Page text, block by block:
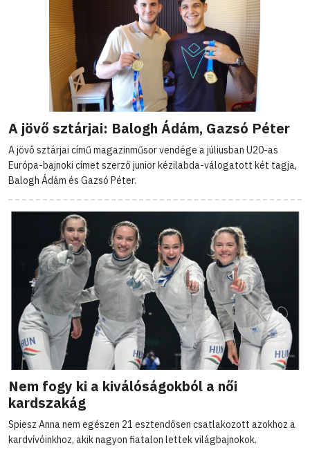
A jövő sztárjai: Balogh Ádám, Gazsó Péter
A jövő sztárjai című magazinműsor vendége a júliusban U20-as
Európa-bajnoki címet szerző junior kézilabda-válogatott két tagja,
Balogh Ádám és Gazsó Péter.
Nem fogy ki a kiválóságokból a női
kardszakág
Spiesz Anna nem egészen 21 esztendősen csatlakozott azokhoz a
kardvívóinkhoz, akik nagyon fiatalon lettek világbajnokok.